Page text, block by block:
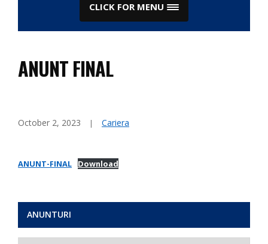
CLICK FOR MENU
ANUNT FINAL
October 2, 2023 Cariera
ANUNT-FINAL Download
ANUNTURI